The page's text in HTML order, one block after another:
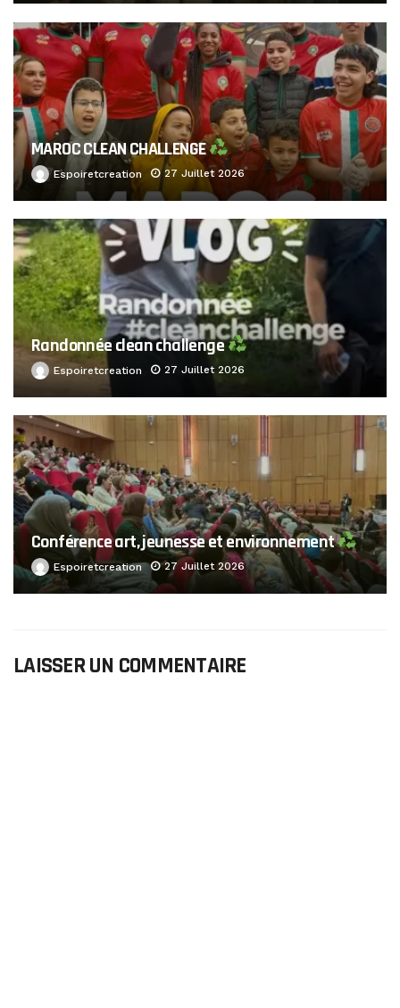
MAROC CLEAN CHALLENGE
Espoiretcreation 27 Juillet 2026
Randonnée clean challenge
Espoiretcreation 27 Juillet 2026
Conférence art, jeunesse et environnement
Espoiretcreation 27 Juillet 2026
LAISSER UN COMMENTAIRE